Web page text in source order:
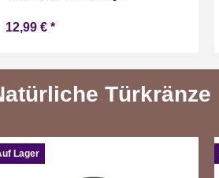
12,99 € *
Türkränze
Lager